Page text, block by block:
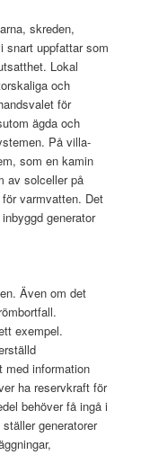
skreden,
snart uppfattar som
Lokal
och
för
ägda och
På villa-
som en kamin
av solceller på
varmvatten. Det
generator
Även om det
exempel.
med information
ha reservkraft för
behöver få ingå i
generatorer